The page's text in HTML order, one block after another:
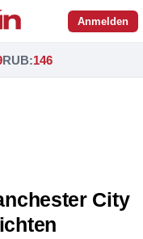
Anmelden
RUB:146
City